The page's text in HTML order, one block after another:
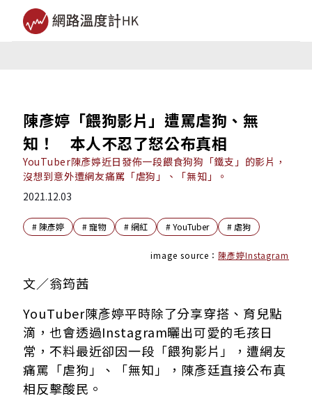
陳彥婷「餵狗影片」遭罵虐狗、無
知！ 本人不忍了怒公布真相
YouTuber陳彥婷近日發佈一段餵食狗狗「鐵支」的影片，
沒想到意外遭網友痛罵「虐狗」、「無知」。
2021.12.03
# 陳彥婷 #寵物 #網紅 #YouTuber # 虐狗
image source： 陳彥婷Instagram
文／翁筠茜
YouTuber陳彥婷平時除了分享穿搭、育兒點
滴，也會透過Instagram曬出可愛的毛孩日
常，不料最近卻因一段「餵狗影片」，遭網友
痛罵「虐狗」、「無知」，陳彥廷直接公布真
相反擊酸民。